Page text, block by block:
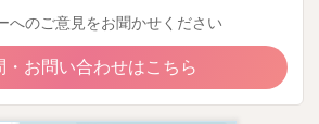
へのご意見をお聞かせください
・お問い合わせはこちら